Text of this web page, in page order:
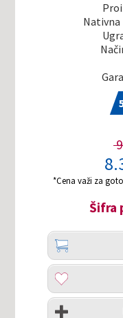
Nativna
*Cena važi za
Šifra
Količina
Dodaj
korpu
Dodaj
listu
želja
Uporedi